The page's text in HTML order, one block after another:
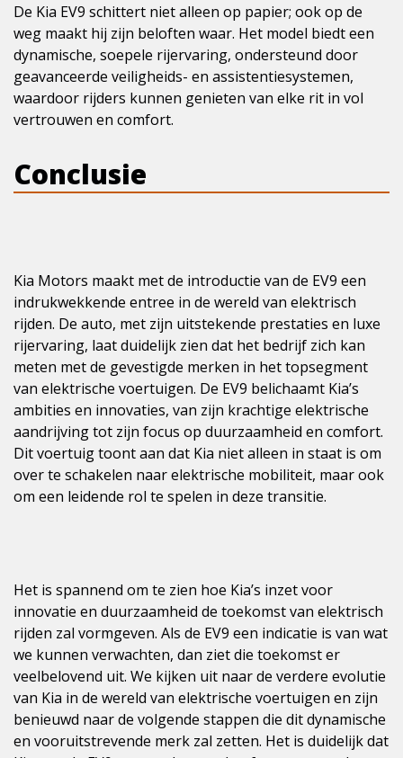
De Kia EV9 schittert niet alleen op papier; ook op de
weg maakt hij zijn beloften waar. Het model biedt een
dynamische, soepele rijervaring, ondersteund door
geavanceerde veiligheids- en assistentiesystemen,
waardoor rijders kunnen genieten van elke rit in vol
vertrouwen en comfort.
Conclusie
Kia Motors maakt met de introductie van de EV9 een
indrukwekkende entree in de wereld van elektrisch
rijden. De auto, met zijn uitstekende prestaties en luxe
rijervaring, laat duidelijk zien dat het bedrijf zich kan
meten met de gevestigde merken in het topsegment
van elektrische voertuigen. De EV9 belichaamt Kia’s
ambities en innovaties, van zijn krachtige elektrische
aandrijving tot zijn focus op duurzaamheid en comfort.
Dit voertuig toont aan dat Kia niet alleen in staat is om
over te schakelen naar elektrische mobiliteit, maar ook
om een leidende rol te spelen in deze transitie.
Het is spannend om te zien hoe Kia’s inzet voor
innovatie en duurzaamheid de toekomst van elektrisch
rijden zal vormgeven. Als de EV9 een indicatie is van wat
we kunnen verwachten, dan ziet die toekomst er
veelbelovend uit. We kijken uit naar de verdere evolutie
van Kia in de wereld van elektrische voertuigen en zijn
benieuwd naar de volgende stappen die dit dynamische
en vooruitstrevende merk zal zetten. Het is duidelijk dat